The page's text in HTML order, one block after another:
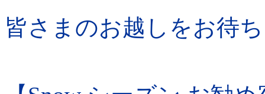
皆さまのお越しをお待